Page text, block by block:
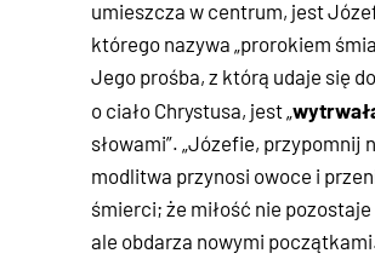
umieszcza w centrum, jest
którego nazywa „prorokiem
Jego prośba, z którą udaje się
o ciało Chrystusa, jest „
słowami”. „Józefie, przypomnij
modlitwa przynosi owoce i
śmierci; że miłość nie
ale obdarza nowymi